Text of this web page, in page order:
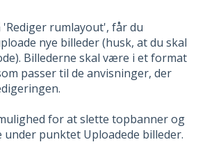
rumlayout', får du
nye billeder (husk, at du skal
Billederne skal være i et format
passer til de anvisninger, der
for at slette topbanner og
punktet Uploadede billeder.